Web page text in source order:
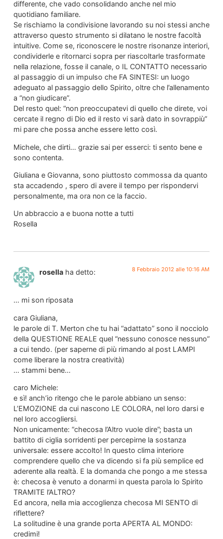
differente, che vado consolidando anche nel mio
quotidiano familiare.
Se rischiamo la condivisione lavorando su noi stessi anche
attraverso questo strumento si dilatano le nostre facoltà
intuitive. Come se, riconoscere le nostre risonanze interiori,
condividerle e ritornarci sopra per riascoltarle trasformate
nella relazione, fosse il canale, o IL CONTATTO necessario
al passaggio di un impulso che FA SINTESI: un luogo
adeguato al passaggio dello Spirito, oltre che l’allenamento
a “non giudicare”.
Del resto quel: “non preoccupatevi di quello che direte, voi
cercate il regno di Dio ed il resto vi sarà dato in sovrappiù”
mi pare che possa anche essere letto così.
Michele, che dirti… grazie sai per esserci: ti sento bene e
sono contenta.
Giuliana e Giovanna, sono piuttosto commossa da quanto
sta accadendo , spero di avere il tempo per rispondervi
personalmente, ma ora non ce la faccio.
Un abbraccio a e buona notte a tutti
Rosella
rosella ha detto: 8 Febbraio 2012 alle 10:16 AM
… mi son riposata
cara Giuliana,
le parole di T. Merton che tu hai “adattato” sono il nocciolo
della QUESTIONE REALE quel “nessuno conosce nessuno”
a cui tendo. (per saperne di più rimando al post LAMPI
come liberare la nostra creatività)
… stammi bene…
caro Michele:
e sì! anch’io ritengo che le parole abbiano un senso:
L’EMOZIONE da cui nascono LE COLORA, nel loro darsi e
nel loro accogliersi.
Non unicamente: “checosa l’Altro vuole dire”; basta un
battito di ciglia sorridenti per percepirne la sostanza
universale: essere accolto! In questo clima interiore
comprendere quello che va dicendo si fa più semplice ed
aderente alla realtà. E la domanda che pongo a me stessa
è: checosa è venuto a donarmi in questa parola lo Spirito
TRAMITE l’ALTRO?
Ed ancora, nella mia accoglienza checosa MI SENTO di
riflettere?
La solitudine è una grande porta APERTA AL MONDO:
credimi!